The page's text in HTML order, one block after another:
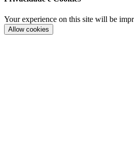
Your experience on this site will be
Allow cookies